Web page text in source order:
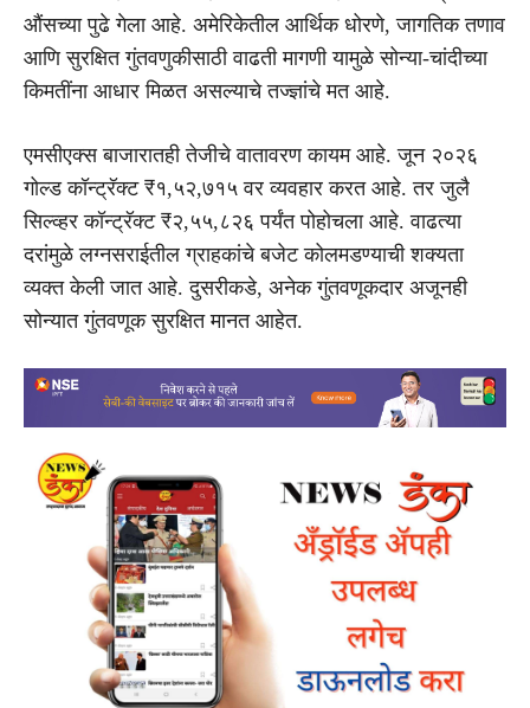
औंसच्या पुढे गेला आहे. अमेरिकेतील आर्थिक धोरणे, जागतिक तणाव
आणि सुरक्षित गुंतवणुकीसाठी वाढती मागणी यामुळे सोन्या-चांदीच्या
किमतींना आधार मिळत असल्याचे तज्ज्ञांचे मत आहे.
एमसीएक्स बाजारातही तेजीचे वातावरण कायम आहे. जून २०२६
गोल्ड कॉन्ट्रॅक्ट ₹१,५२,७१५ वर व्यवहार करत आहे. तर जुलै
सिल्व्हर कॉन्ट्रॅक्ट ₹२,५५,८२६ पर्यंत पोहोचला आहे. वाढत्या
दरांमुळे लग्नसराईतील ग्राहकांचे बजेट कोलमडण्याची शक्यता
व्यक्त केली जात आहे. दुसरीकडे, अनेक गुंतवणूकदार अजूनही
सोन्यात गुंतवणूक सुरक्षित मानत आहेत.